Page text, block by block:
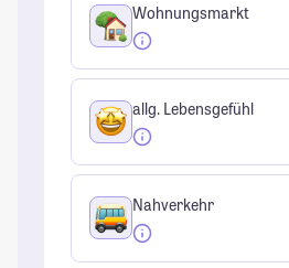
Wohnungsmarkt
allg. Lebensgefühl
Nahverkehr